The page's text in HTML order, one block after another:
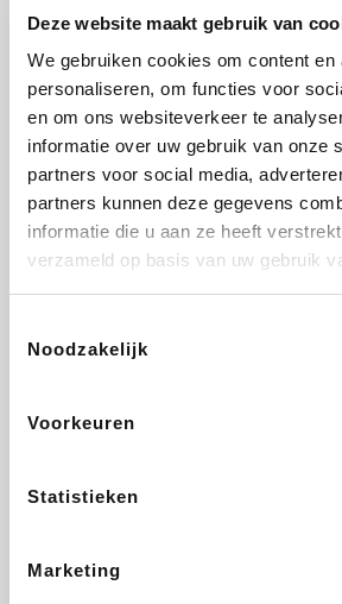
Deze website maakt gebruik van
We gebruiken cookies om content en
personaliseren, om functies voor
en om ons websiteverkeer te
informatie over uw gebruik van onze
partners voor social media,
partners kunnen deze gegevens
informatie die u aan ze heeft
verzameld op basis van uw gebruik
Noodzakelijk
Voorkeuren
Statistieken
Marketing
Vidaxl Plopsa
All Accor
DectDirect